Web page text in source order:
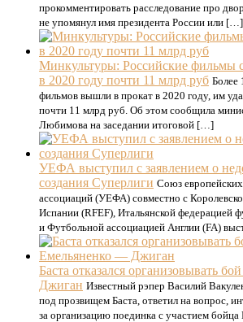
прокомментировать расследование про
не упомянул имя президента России или […]
Минкультуры: Российские фильмы
в 2020 году почти 11 млрд руб Более
фильмов вышли в прокат в 2020 году, им
почти 11 млрд руб. Об этом сообщила
Любимова на заседании итоговой […]
УЕФА выступил с заявлением о
создания Суперлиги Союз
ассоциаций (УЕФА) совместно с
Испании (RFEF), Итальянской федерацией
и Футбольной ассоциацией Англии (FA)
Баста отказался организовывать
Джиган Известный рэпер Василий
под прозвищем Баста, ответил на вопрос,
за организацию поединка с участием